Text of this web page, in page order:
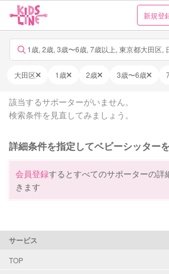
新規登
1歳, 2歳, 3歳〜6歳, 7歳以上, 東京都大田区,
大田区 1歳 2歳 3歳〜6歳
該当するサポーターがいません。
検索条件を見直してみましょう。
詳細条件を指定してベビーシッター
会員登録するとすべてのサポーターの詳
きます
サービス
TOP